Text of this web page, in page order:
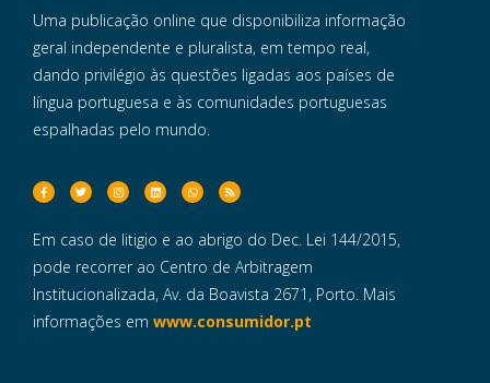
Uma publicação online que disponibiliza informação
geral independente e pluralista, em tempo real,
dando privilégio às questões ligadas aos países de
língua portuguesa e às comunidades portuguesas
espalhadas pelo mundo.
Em caso de litigio e ao abrigo do Dec. Lei 144/2015,
pode recorrer ao Centro de Arbitragem
Institucionalizada, Av. da Boavista 2671, Porto. Mais
informações em www.consumidor.pt